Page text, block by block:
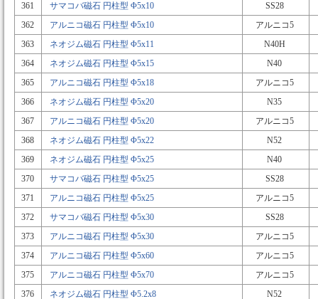
361
サマコバ磁石 円柱型 Φ5x10
SS28
362
アルニコ磁石 円柱型 Φ5x10
アルニコ5
363
ネオジム磁石 円柱型 Φ5x11
N40H
364
ネオジム磁石 円柱型 Φ5x15
N40
365
アルニコ磁石 円柱型 Φ5x18
アルニコ5
366
ネオジム磁石 円柱型 Φ5x20
N35
367
アルニコ磁石 円柱型 Φ5x20
アルニコ5
368
ネオジム磁石 円柱型 Φ5x22
N52
369
ネオジム磁石 円柱型 Φ5x25
N40
370
サマコバ磁石 円柱型 Φ5x25
SS28
371
アルニコ磁石 円柱型 Φ5x25
アルニコ5
372
サマコバ磁石 円柱型 Φ5x30
SS28
373
アルニコ磁石 円柱型 Φ5x30
アルニコ5
374
アルニコ磁石 円柱型 Φ5x60
アルニコ5
375
アルニコ磁石 円柱型 Φ5x70
アルニコ5
376
ネオジム磁石 円柱型 Φ5.2x8 N52